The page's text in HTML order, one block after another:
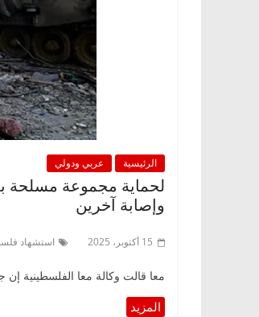
الرئيسية عربي ودولي
لحماية مجموعة مسلحة
وإصابة آخرين
15 أكتوبر، 2025 استشهاد
معا قالت وكالة معا الفلسطينية إن